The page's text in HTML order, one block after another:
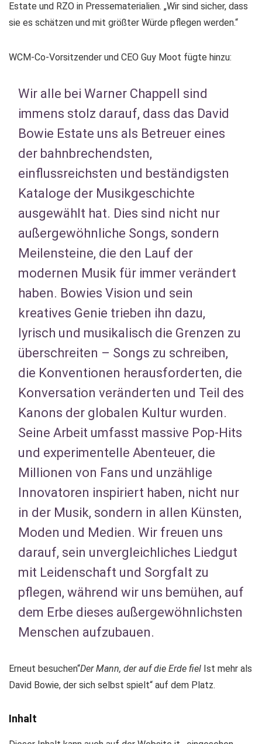
Estate und RZO in Pressematerialien. „Wir sind sicher, dass
sie es schätzen und mit größter Würde pflegen werden.“
WCM-Co-Vorsitzender und CEO Guy Moot fügte hinzu:
Wir alle bei Warner Chappell sind
immens stolz darauf, dass das David
Bowie Estate uns als Betreuer eines
der bahnbrechendsten,
einflussreichsten und beständigsten
Kataloge der Musikgeschichte
ausgewählt hat. Dies sind nicht nur
außergewöhnliche Songs, sondern
Meilensteine, die den Lauf der
modernen Musik für immer verändert
haben. Bowies Vision und sein
kreatives Genie trieben ihn dazu,
lyrisch und musikalisch die Grenzen zu
überschreiten – Songs zu schreiben,
die Konventionen herausforderten, die
Konversation veränderten und Teil des
Kanons der globalen Kultur wurden.
Seine Arbeit umfasst massive Pop-Hits
und experimentelle Abenteuer, die
Millionen von Fans und unzählige
Innovatoren inspiriert haben, nicht nur
in der Musik, sondern in allen Künsten,
Moden und Medien. Wir freuen uns
darauf, sein unvergleichliches Liedgut
mit Leidenschaft und Sorgfalt zu
pflegen, während wir uns bemühen, auf
dem Erbe dieses außergewöhnlichsten
Menschen aufzubauen.
Erneut besuchen“Der Mann, der auf die Erde fiel Ist mehr als
David Bowie, der sich selbst spielt“ auf dem Platz.
Inhalt